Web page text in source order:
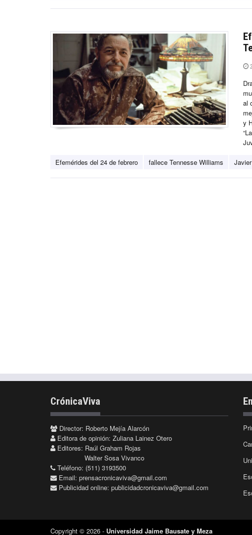
al
y
Efemérides del 24 de febrero fallece Tennesse Williams
CrónicaViva
Director: Roberto Mejía Alarcón
Editora de opinión: Zuliana Lainez Otero
Editores: Raúl Graham Rojas
Walter Sosa Vivanco
Teléfono: (511) 3193500
Email: prensacronicaviva@gmail.com
Publicidad online: publicidadcronicaviva@gmail.com
Copyright © 2026 - Universidad Jaime Bausate y Meza